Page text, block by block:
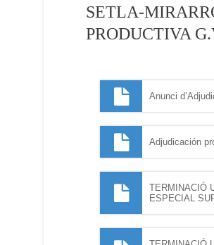
SETLA-
PRODUCTIVA
Anunci
Adjudicación
TERMINACIÓ
ESPECIAL